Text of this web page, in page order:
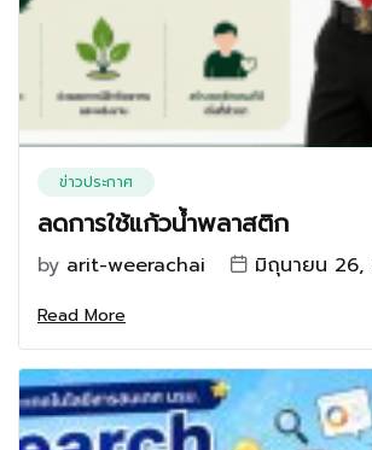
ข่าวประกาศ
ลดการใช้แก้วน้ำพลาสติก
by arit-weerachai มิถุนายน 26,
Read More